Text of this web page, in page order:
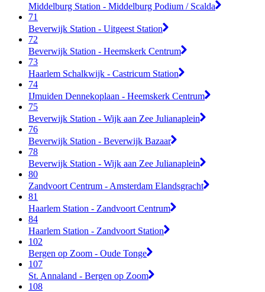
Middelburg Station - Middelburg Podium / Scalda
71
Beverwijk Station - Uitgeest Station
72
Beverwijk Station - Heemskerk Centrum
73
Haarlem Schalkwijk - Castricum Station
74
IJmuiden Dennekoplaan - Heemskerk Centrum
75
Beverwijk Station - Wijk aan Zee Julianaplein
76
Beverwijk Station - Beverwijk Bazaar
78
Beverwijk Station - Wijk aan Zee Julianaplein
80
Zandvoort Centrum - Amsterdam Elandsgracht
81
Haarlem Station - Zandvoort Centrum
84
Haarlem Station - Zandvoort Station
102
Bergen op Zoom - Oude Tonge
107
St. Annaland - Bergen op Zoom
108